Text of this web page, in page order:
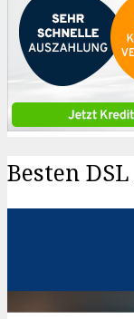
Besten